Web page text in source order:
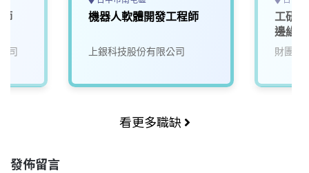
司
機器人軟體開發工程師
上銀科技股份有限公司
工研
邊緣
甲/
財團法
看更多職缺
發佈留言